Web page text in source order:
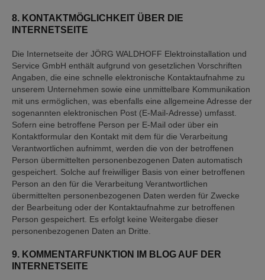
8. KONTAKTMÖGLICHKEIT ÜBER DIE
INTERNETSEITE
Die Internetseite der JÖRG WALDHOFF Elektroinstallation und
Service GmbH enthält aufgrund von gesetzlichen Vorschriften
Angaben, die eine schnelle elektronische Kontaktaufnahme zu
unserem Unternehmen sowie eine unmittelbare Kommunikation
mit uns ermöglichen, was ebenfalls eine allgemeine Adresse der
sogenannten elektronischen Post (E-Mail-Adresse) umfasst.
Sofern eine betroffene Person per E-Mail oder über ein
Kontaktformular den Kontakt mit dem für die Verarbeitung
Verantwortlichen aufnimmt, werden die von der betroffenen
Person übermittelten personenbezogenen Daten automatisch
gespeichert. Solche auf freiwilliger Basis von einer betroffenen
Person an den für die Verarbeitung Verantwortlichen
übermittelten personenbezogenen Daten werden für Zwecke
der Bearbeitung oder der Kontaktaufnahme zur betroffenen
Person gespeichert. Es erfolgt keine Weitergabe dieser
personenbezogenen Daten an Dritte.
9. KOMMENTARFUNKTION IM BLOG AUF DER
INTERNETSEITE